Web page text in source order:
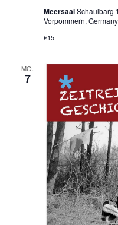
MeersaalSchaulbarg
Vorpommern, Germany
€15
MO.
7